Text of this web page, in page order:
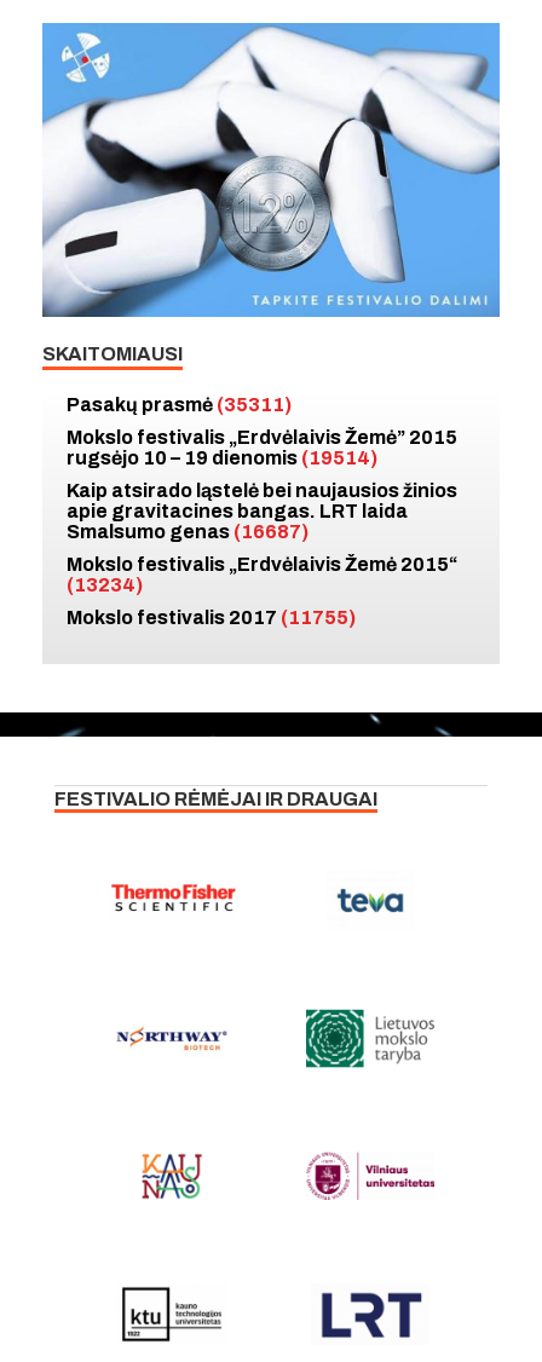
SKAITOMIAUSI
Pasakų prasmė (35311)
Mokslo festivalis „Erdvėlaivis Žemė” 2015
rugsėjo 10 – 19 dienomis (19514)
Kaip atsirado ląstelė bei naujausios žinios
apie gravitacines bangas. LRT laida
Smalsumo genas (16687)
Mokslo festivalis „Erdvėlaivis Žemė 2015“
(13234)
Mokslo festivalis 2017 (11755)
FESTIVALIO RĖMĖJAI IR DRAUGAI